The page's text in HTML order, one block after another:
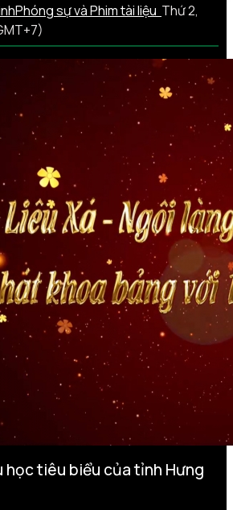
Phóng sự và Phim tài liệu Thứ 2,
học tiêu biểu của tỉnh Hưng